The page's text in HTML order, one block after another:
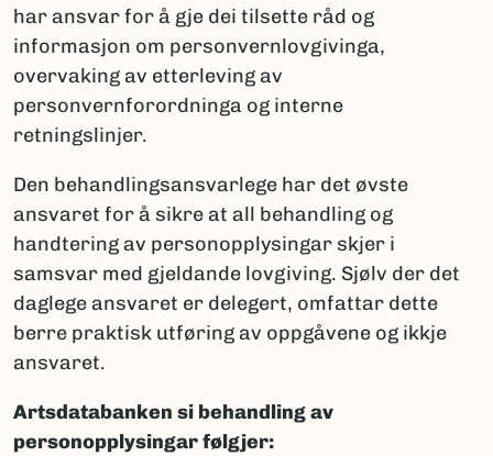
har ansvar for å gje dei tilsette råd og
informasjon om personvernlovgivinga,
overvaking av etterleving av
personvernforordninga og interne
retningslinjer.
Den behandlingsansvarlege har det øvste
ansvaret for å sikre at all behandling og
handtering av personopplysingar skjer i
samsvar med gjeldande lovgiving. Sjølv der det
daglege ansvaret er delegert, omfattar dette
berre praktisk utføring av oppgåvene og ikkje
ansvaret.
Artsdatabanken si behandling av
personopplysingar følgjer: